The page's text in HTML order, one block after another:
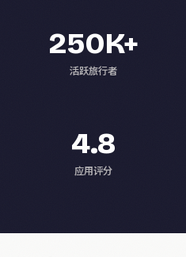
250K+
活跃旅行者
4.8
应用评分